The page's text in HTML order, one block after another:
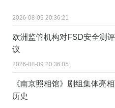
2026-08-09 20:36:21
欧洲监管机构对FSD安全测
议
2026-08-09 20:36:05
《南京照相馆》剧组集体亮
历史